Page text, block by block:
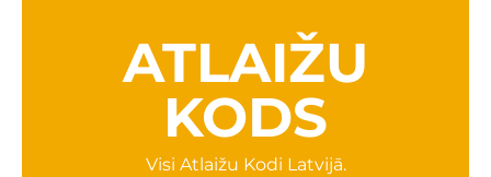
ATLAIŽU
KODS
Visi Atlaižu Kodi Latvijā.